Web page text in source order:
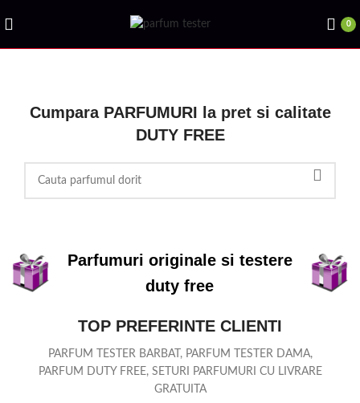
0
Cumpara PARFUMURI la pret si calitate
DUTY FREE
Parfumuri originale si testere
duty free
TOP PREFERINTE CLIENTI
PARFUM TESTER BARBAT, PARFUM TESTER DAMA,
PARFUM DUTY FREE, SETURI PARFUMURI CU LIVRARE
GRATUITA